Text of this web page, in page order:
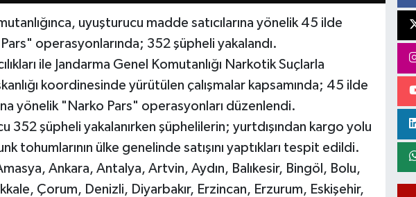
uyuşturucu madde satıcılarına yönelik 45 ilde
operasyonlarında; 352 şüpheli yakalandı.
ile Jandarma Genel Komutanlığı Narkotik Suçlarla
koordinesinde yürütülen çalışmalar kapsamında; 45 ilde
yönelik "Narko Pars" operasyonları düzenlendi.
352 şüpheli yakalanırken şüphelilerin; yurtdışından kargo yolu
tohumlarının ülke genelinde satışını yaptıkları tespit edildi.
Ankara, Antalya, Artvin, Aydın, Balıkesir, Bingöl, Bolu,
Çorum, Denizli, Diyarbakır, Erzincan, Erzurum, Eskişehir,